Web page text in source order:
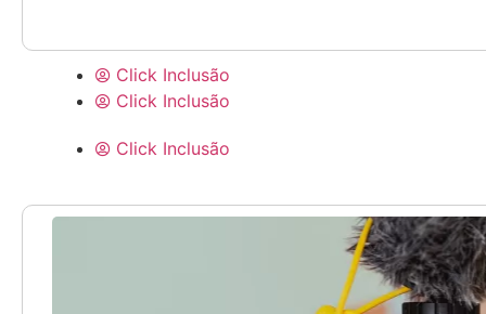
Click Inclusão
Click Inclusão
Click Inclusão